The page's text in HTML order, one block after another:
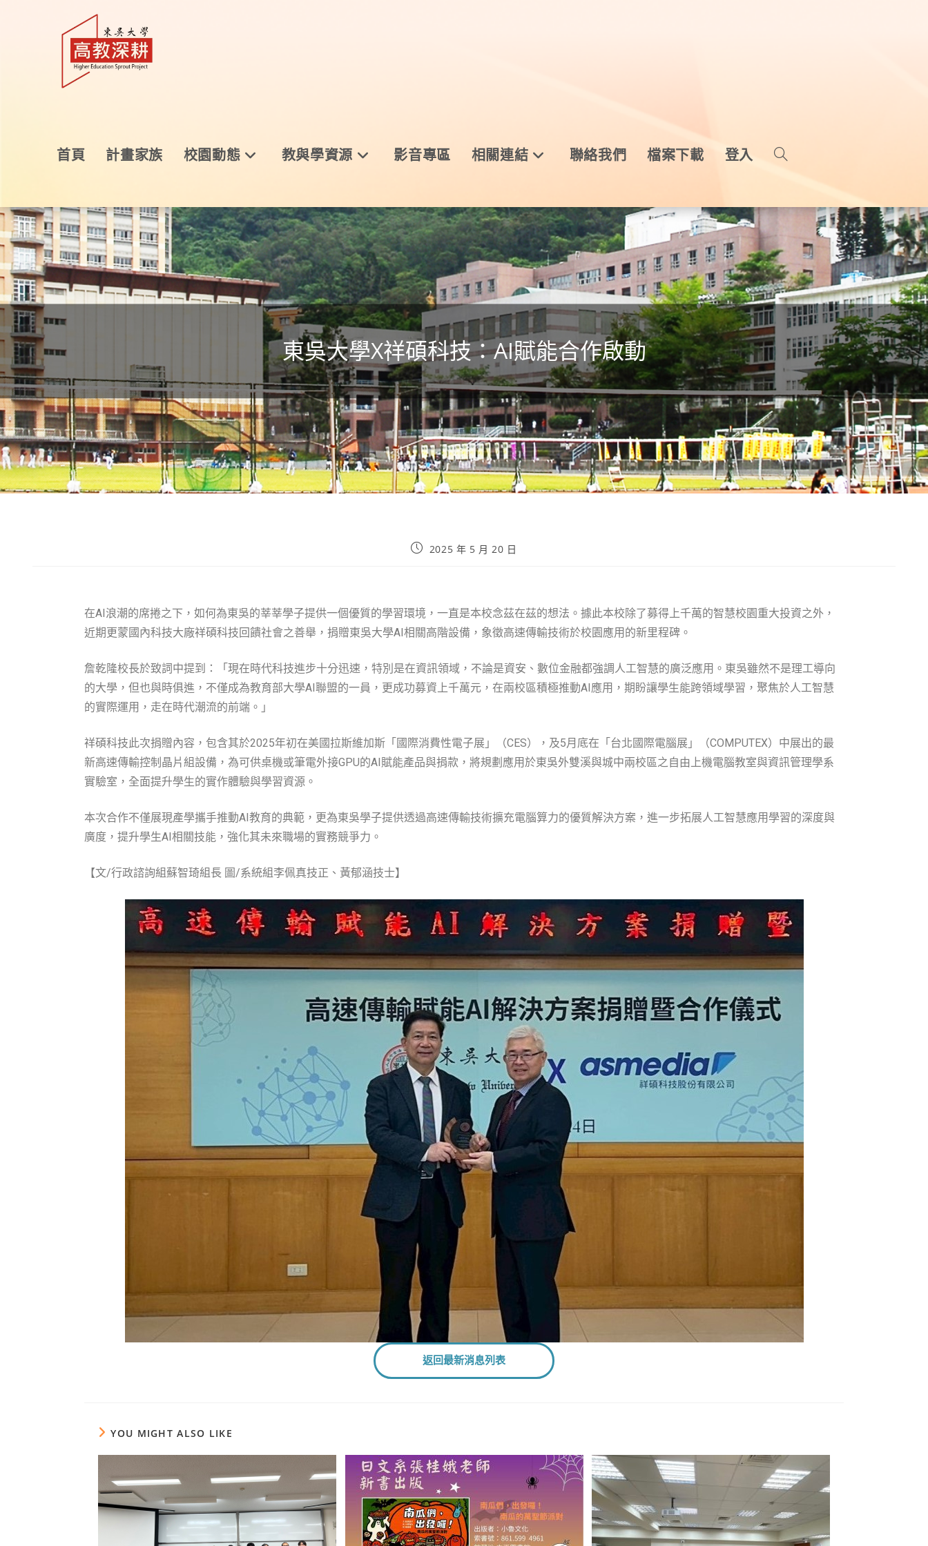
首頁 計畫家族 校園動態 教與學資源 影音專區 相關連結 聯絡我們 檔案下載 登入
東吳大學X祥碩科技：AI賦能合作啟動
2025 年 5 月 20 日
在AI浪潮的席捲之下，如何為東吳的莘莘學子提供一個優質的學習環境，一直是本校念茲在茲的想法。據此本校除了募得上千萬的智慧校園重大投資之外，
近期更蒙國內科技大廠祥碩科技回饋社會之善舉，捐贈東吳大學AI相關高階設備，象徵高速傳輸技術於校園應用的新里程碑。
詹乾隆校長於致詞中提到：「現在時代科技進步十分迅速，特別是在資訊領域，不論是資安、數位金融都強調人工智慧的廣泛應用。東吳雖然不是理工導向
的大學，但也與時俱進，不僅成為教育部大學AI聯盟的一員，更成功募資上千萬元，在兩校區積極推動AI應用，期盼讓學生能跨領域學習，聚焦於人工智慧
的實際運用，走在時代潮流的前端。」
祥碩科技此次捐贈內容，包含其於2025年初在美國拉斯維加斯「國際消費性電子展」（CES），及5月底在「台北國際電腦展」（COMPUTEX）中展出的最
新高速傳輸控制晶片組設備，為可供桌機或筆電外接GPU的AI賦能產品與捐款，將規劃應用於東吳外雙溪與城中兩校區之自由上機電腦教室與資訊管理學系
實驗室，全面提升學生的實作體驗與學習資源。
本次合作不僅展現產學攜手推動AI教育的典範，更為東吳學子提供透過高速傳輸技術擴充電腦算力的優質解決方案，進一步拓展人工智慧應用學習的深度與
廣度，提升學生AI相關技能，強化其未來職場的實務競爭力。
【文/行政諮詢組蘇智琦組長 圖/系統組李佩真技正、黃郁涵技士】
返回最新消息列表
YOU MIGHT ALSO LIKE